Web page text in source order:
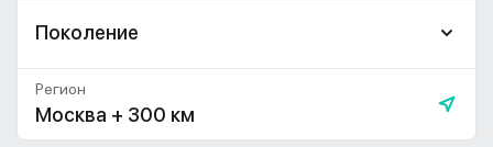
Поколение
Москва + 300 км
Регион